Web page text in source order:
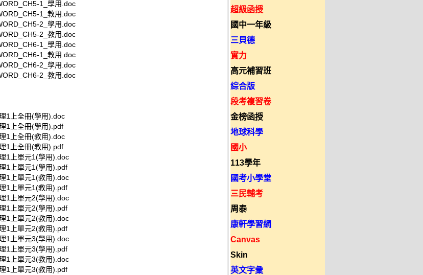
1_學用.doc
1_教用.doc
2_學用.doc
2_教用.doc
1_學用.doc
1_教用.doc
2_學用.doc
2_教用.doc
1上全冊(學用).doc
1上全冊(學用).pdf
1上全冊(教用).doc
1上全冊(教用).pdf
1上單元1(學用).doc
1上單元1(學用).pdf
1上單元1(教用).doc
1上單元1(教用).pdf
1上單元2(學用).doc
1上單元2(學用).pdf
1上單元2(教用).doc
1上單元2(教用).pdf
1上單元3(學用).doc
1上單元3(學用).pdf
1上單元3(教用).doc
1上單元3(教用).pdf
超級函授
國中一年級
三貝德
實力
高元補習班
綜合版
段考複習卷
金榜函授
地球科學
國小
113學年
國考小學堂
三民輔考
周泰
康軒學習網
Canvas
Skin
英文字彙